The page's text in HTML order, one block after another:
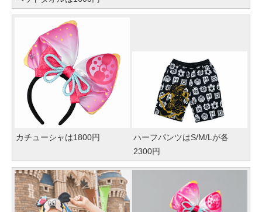
カチューシャは1800円
ハーフパンツはS/M/Lが各
2300円